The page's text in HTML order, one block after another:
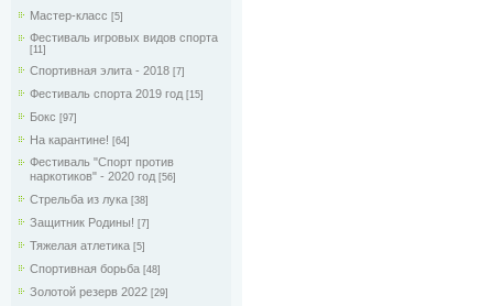
Мастер-класс [5]
Фестиваль игровых видов спорта
[11]
Спортивная элита - 2018 [7]
Фестиваль спорта 2019 год [15]
Бокс [97]
На карантине! [64]
Фестиваль "Спорт против
наркотиков" - 2020 год [56]
Стрельба из лука [38]
Защитник Родины! [7]
Тяжелая атлетика [5]
Спортивная борьба [48]
Золотой резерв 2022 [29]